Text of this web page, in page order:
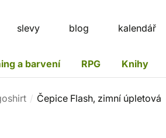
slevy blog kalendář
a barvení RPG Knihy
Čepice Flash, zimní úpletová